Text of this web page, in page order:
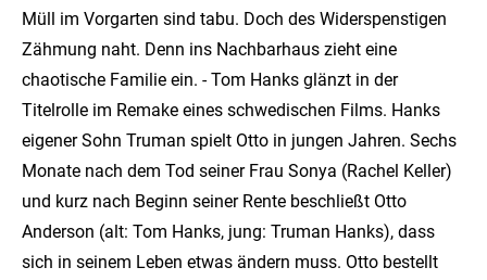
Müll im Vorgarten sind tabu. Doch des Widerspenstigen
Zähmung naht. Denn ins Nachbarhaus zieht eine
chaotische Familie ein. - Tom Hanks glänzt in der
Titelrolle im Remake eines schwedischen Films. Hanks
eigener Sohn Truman spielt Otto in jungen Jahren. Sechs
Monate nach dem Tod seiner Frau Sonya (Rachel Keller)
und kurz nach Beginn seiner Rente beschließt Otto
Anderson (alt: Tom Hanks, jung: Truman Hanks), dass
sich in seinem Leben etwas ändern muss. Otto bestellt